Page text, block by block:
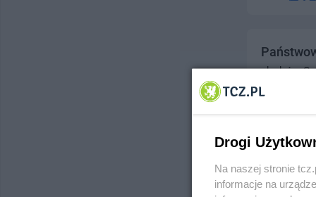
ul. pl. św.
Telefon:
ul. Zielona
Drogi
Na naszej stronie
informacje na